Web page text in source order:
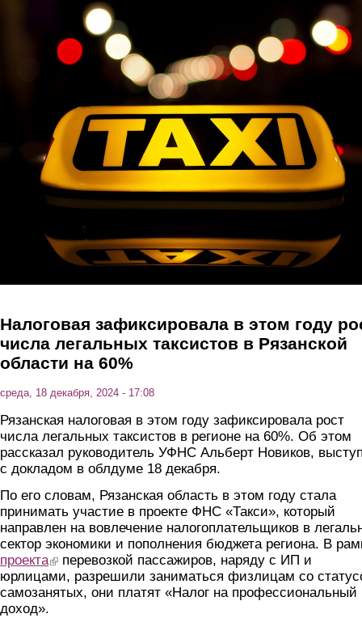
Перейти к основному содержанию
Налоговая зафиксировала в этом году
числа легальных таксистов в Рязанской
области на 60%
среда, 18 декабря, 2024 - 17:08
Рязанская налоговая в этом году зафиксировала рост
числа легальных таксистов в регионе на 60%. Об этом
рассказал руководитель УФНС Альберт Новиков,
с докладом в облдуме 18 декабря.
По его словам, Рязанская область в этом году стала
принимать участие в проекте ФНС «Такси», который
направлен на вовлечение налогоплательщиков в
сектор экономики и пополнения бюджета региона. В
проекта(link is external)
перевозкой пассажиров, наряду с ИП и
юрлицами, разрешили заниматься физлицам со
самозанятых, они платят «Налог на профессиональный
доход».